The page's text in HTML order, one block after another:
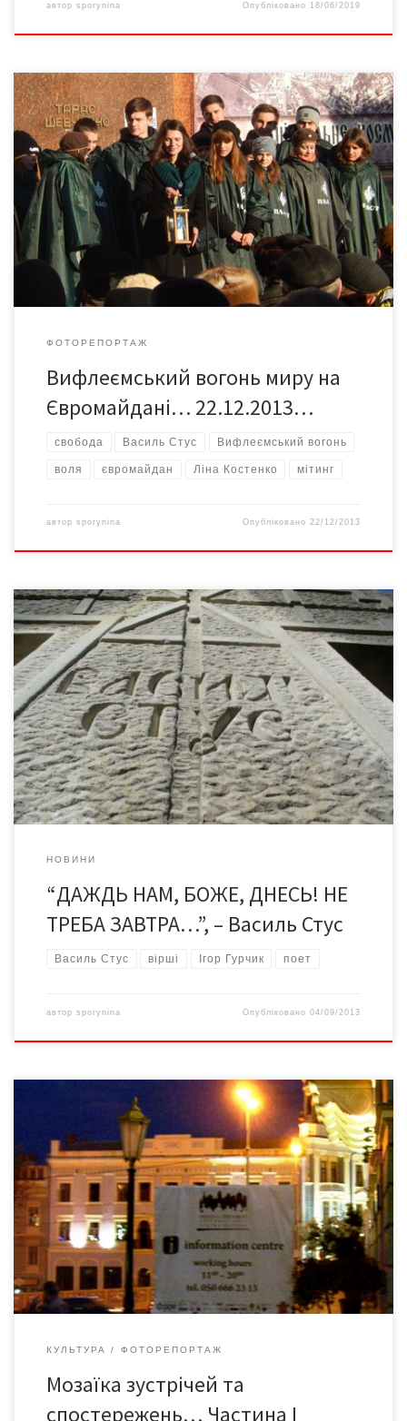
автор sporynina Опубліковано 18/06/2019
Чернівчани продовжують на Євромайдані виборювати своє
право на гідність, свободу та жити у вільній, незалежній та
демократичній державі.
ФОТОРЕПОРТАЖ
Вифлеємський вогонь миру на
Євромайдані… 22.12.2013…
cвобода Василь Стус Вифлеємський вогонь
воля євромайдан Ліна Костенко мітинг
автор sporynina Опубліковано22/12/2013
В ніч з 3 на 4 вересня 1985 року в карцері табору ВС-389/36
біля селища Кучино Чусовського району Пермської області
загинув Василь Стус, український поет, перекладач, прозаїк,
літературознавець, правозахисник.
НОВИНИ
“ДАЖДЬ НАМ, БОЖЕ, ДНЕСЬ! НЕ
ТРЕБА ЗАВТРА…”, – Василь Стус
Василь Стус вірші Ігор Гурчик поет
автор sporynina Опубліковано04/09/2013
ІІІ Міжнародний поетичний фестиваль «MERIDIAN CZERNOWITZ»
завершився. І вже почалася підготовка до наступного
фестивалю …І він теж буде мати прихильників, критиків,
перспективу і продовження…
КУЛЬТУРА ФОТОРЕПОРТАЖ
Мозаїка зустрічей та
спостережень… Частина І